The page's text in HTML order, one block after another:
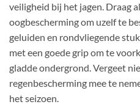
veiligheid bij het jagen. Draag
oogbescherming om uzelf te
geluiden en rondvliegende
met een goede grip om te
gladde ondergrond. Vergeet
regenbescherming mee te
het seizoen.